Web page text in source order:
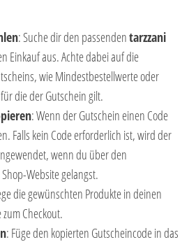
: Suche dir den passendentarzzani
Einkauf aus. Achte dabei auf die
wie Mindestbestellwerte oder
die der Gutschein gilt.
: Wenn der Gutschein einen Code
Falls kein Code erforderlich ist, wird der
wenn du über den
Website gelangst.
die gewünschten Produkte in deinen
Checkout.
: Füge den kopierten Gutscheincode in das